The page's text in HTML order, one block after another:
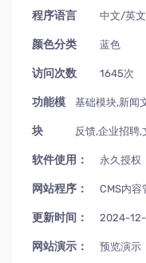
程序语言 中文/英文
颜色分类 蓝色
访问次数 1645次
功能模
块
基础模块,新闻
反馈,企业招聘
软件使用： 永久授权
网站程序： CMS内容
更新时间： 2024-12-
网站演示： 预览演示